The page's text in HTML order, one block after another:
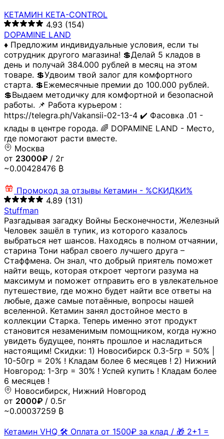
КЕТАМИН KETA-CONTROL
4.93 (154)
DOPAMINE LAND
♦️ Предложим индивидуальные условия, если ты
сотрудник другого магазина! 💲Делай 5 кладов в
день и получай 384.000 рублей в месяц на этом
товаре. 💲Удвоим твой залог для комфортного
старта. 💲Ежемесячные премии до 100.000 рублей.
💲Выдаем методичку для комфортной и безопасной
работы. 📌 Работа курьером :
https://telegra.ph/Vakansii-02-13-4 ✔️ Фасовка .01 -
клады в центре города. 🌈 DOPAMINE LAND - Место,
где помогают расти вместе.
Москва
от 23000₽ / 2г
~0.00428476 ₿
Промокод за отзывы Кетамин - %СКИДКИ%
4.89 (131)
Stuffman
Разгадывая загадку Войны Бесконечности, Железный
Человек зашёл в тупик, из которого казалось
выбраться нет шансов. Находясь в полном отчаянии,
старина Тони набрал своего лучшего друга –
Стаффмена. Он знал, что добрый приятель поможет
найти вещь, которая откроет чертоги разума на
максимум и поможет отправить его в увлекательное
путешествие, где можно будет найти все ответы на
любые, даже самые потаённые, вопросы нашей
вселенной. Кетамин занял достойное место в
коллекции Старка. Теперь именно этот продукт
становится незаменимым помощником, когда нужно
увидеть будущее, понять прошлое и насладиться
настоящим! Скидки: 1) Новосибирск 0.3-5гр = 50% |
10-50гр = 20% ! Кладам более 6 месяцев ! 2) Нижний
Новгород: 1-3гр = 30% ! Успей купить ! Кладам более
6 месяцев !
Новосибирск, Нижний Новгород
от 2000₽ / 0.5г
~0.00037259 ₿
Кетамин VHQ 🛠 Оплата от 1500₽ за клад / 🎁 2+1 =